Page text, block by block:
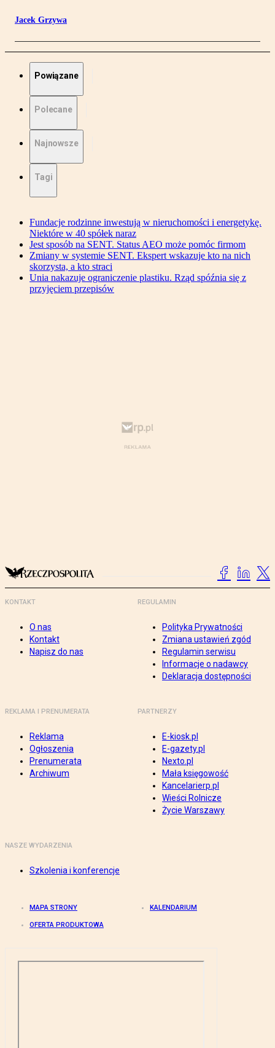
Jacek Grzywa
Powiązane
Polecane
Najnowsze
Tagi
Fundacje rodzinne inwestują w nieruchomości i energetykę.
Niektóre w 40 spółek naraz
Jest sposób na SENT. Status AEO może pomóc firmom
Zmiany w systemie SENT. Ekspert wskazuje kto na nich
skorzysta, a kto straci
Unia nakazuje ograniczenie plastiku. Rząd spóźnia się z
przyjęciem przepisów
KONTAKT
O nas
Kontakt
Napisz do nas
REGULAMIN
Polityka Prywatności
Zmiana ustawień zgód
Regulamin serwisu
Informacje o nadawcy
Deklaracja dostępności
REKLAMA I PRENUMERATA
Reklama
Ogłoszenia
Prenumerata
Archiwum
PARTNERZY
E-kiosk.pl
E-gazety.pl
Nexto.pl
Mała księgowość
Kancelarierp.pl
Wieści Rolnicze
Życie Warszawy
NASZE WYDARZENIA
Szkolenia i konferencje
MAPA STRONY KALENDARIUM
OFERTA PRODUKTOWA